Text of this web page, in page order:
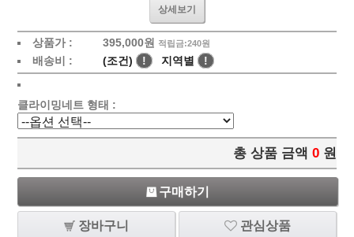
상세보기
상품가 : 395,000원 적립금:240원
배송비 : (조건) ! 지역별 !
클라이밍네트 형태 :
총 상품 금액 0 원
구매하기
장바구니 관심상품